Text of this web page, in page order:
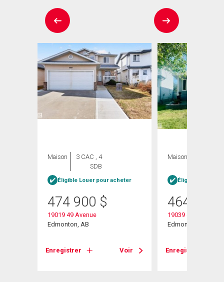
Maison
3 CAC , 4
SDB
Éligible Louer pour acheter
474 900 $
19019 49 Avenue
Edmonton, AB
Enregistrer Voir
Maison
Éligible Louer
464 900
19039 47 Avenue
Edmonton, AB
Enregistrer